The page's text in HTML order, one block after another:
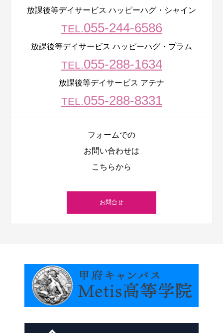
放課後等デイサービス ハッピーハグ・シャイン
TEL.055-244-6586
放課後等デイサービス ハッピーハグ・プラム
TEL.055-288-1634
放課後等デイサービス アテナ
TEL.055-288-8331
フォームでの
お問い合わせは
こちらから
お問合せ